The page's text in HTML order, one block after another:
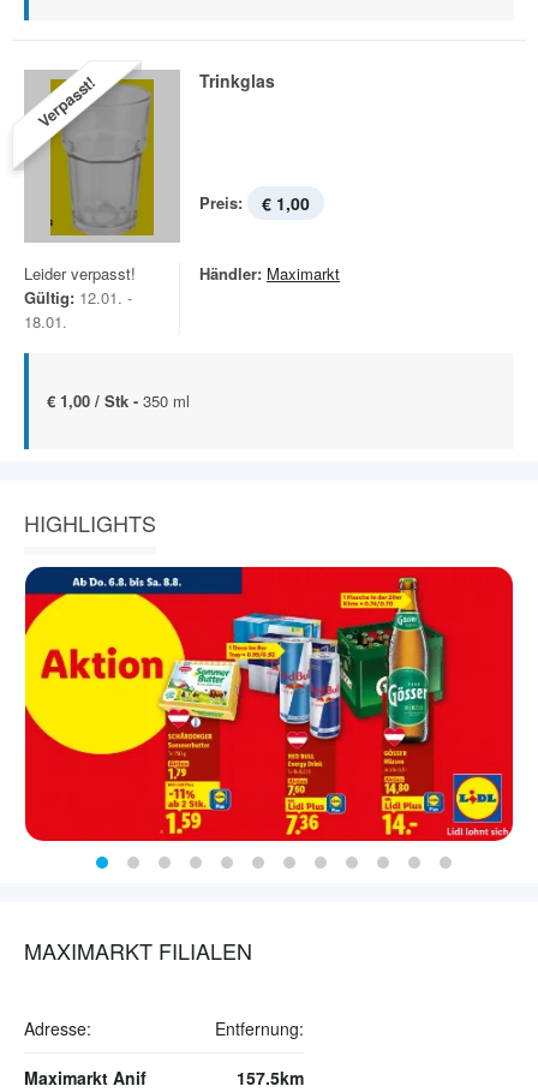
Verpasst! Trinkglas
Preis: € 1,00
Leider verpasst!
Gültig: 12.01. -
18.01.
Händler: Maximarkt
€ 1,00 / Stk - 350 ml
HIGHLIGHTS
MAXIMARKT FILIALEN
Adresse: Entfernung:
Maximarkt Anif 157.5km